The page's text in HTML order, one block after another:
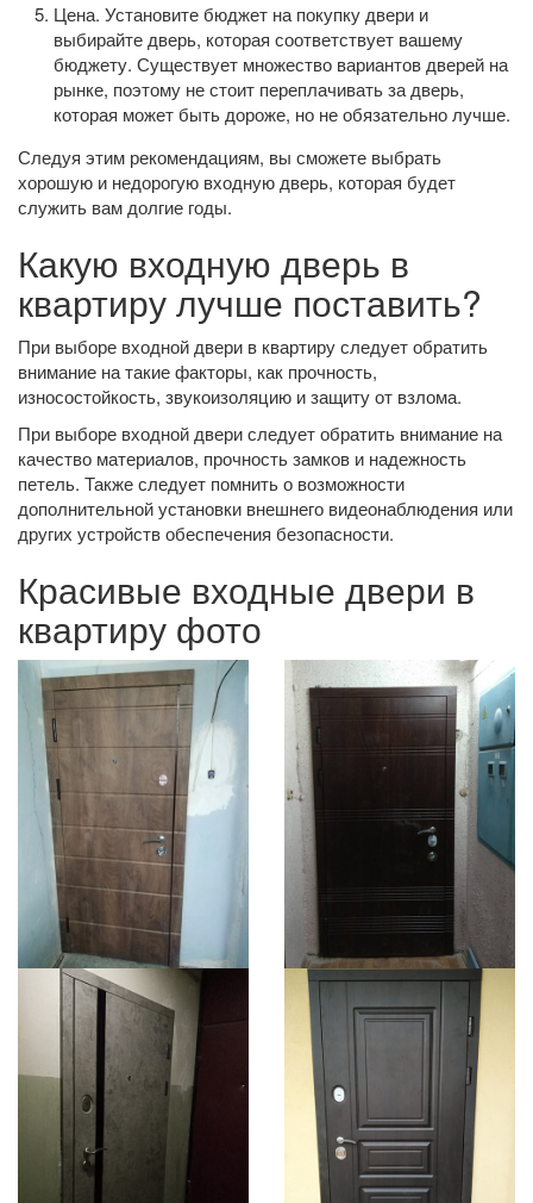
Цена. Установите бюджет на покупку двери и
выбирайте дверь, которая соответствует вашему
бюджету. Существует множество вариантов дверей на
рынке, поэтому не стоит переплачивать за дверь,
которая может быть дороже, но не обязательно лучше.
Следуя этим рекомендациям, вы сможете выбрать
хорошую и недорогую входную дверь, которая будет
служить вам долгие годы.
Какую входную дверь в
квартиру лучше поставить?
При выборе входной двери в квартиру следует обратить
внимание на такие факторы, как прочность,
износостойкость, звукоизоляцию и защиту от взлома.
При выборе входной двери следует обратить внимание на
качество материалов, прочность замков и надежность
петель. Также следует помнить о возможности
дополнительной установки внешнего видеонаблюдения или
других устройств обеспечения безопасности.
Красивые входные двери в
квартиру фото